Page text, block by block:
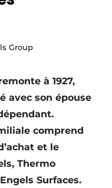
Group
à 1927,
avec son épouse
comprend
et le
Thermo
Surfaces.